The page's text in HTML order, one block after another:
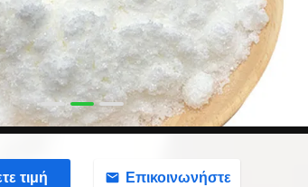
τιμή Επικοινωνήστε